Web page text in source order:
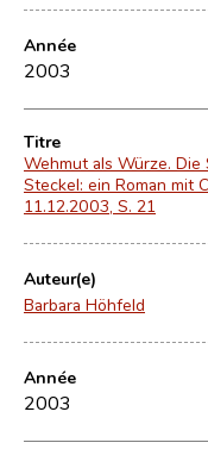
Année
2003
Titre
Wehmut als Würze.
Steckel: ein Roman mit
11.12.2003, S. 21
Auteur(e)
Barbara Höhfeld
Année
2003